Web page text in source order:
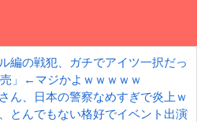
編の戦犯、ガチでアイツ一択だっ
」←マジかよｗｗｗｗｗ
ん、日本の警察なめすぎで炎上ｗ
とんでもない格好でイベント出演